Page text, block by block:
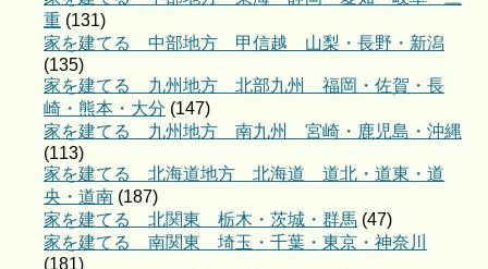
重 (131)
家を建てる 中部地方 甲信越 山梨・長野・新潟
(135)
家を建てる 九州地方 北部九州 福岡・佐賀・長
崎・熊本・大分 (147)
家を建てる 九州地方 南九州 宮崎・鹿児島・沖縄
(113)
家を建てる 北海道地方 北海道 道北・道東・道
央・道南 (187)
家を建てる 北関東 栃木・茨城・群馬 (47)
家を建てる 南関東 埼玉・千葉・東京・神奈川
(181)